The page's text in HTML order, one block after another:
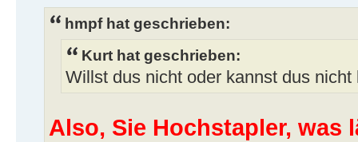
hmpf hat geschrieben:
Kurt hat geschrieben:
Willst dus nicht oder kannst dus nicht
Also, Sie Hochstapler, was